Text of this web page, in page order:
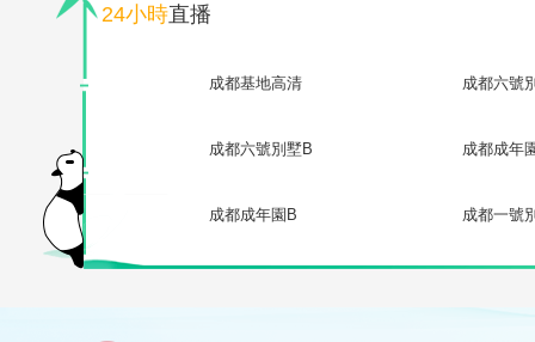
24小時直播
成都基地高清 成都六號
成都六號別墅B 成都成年
成都成年園B 成都一號